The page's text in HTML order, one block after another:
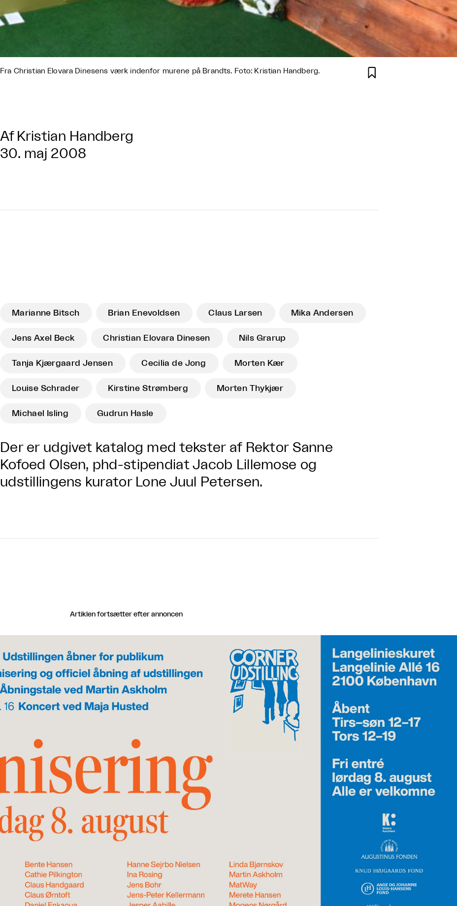
Fra Christian Elovara Dinesens værk indenfor murene på Brandts. Foto: Kristian Handberg. 
Af Kristian Handberg
30. maj 2008
Marianne Bitsch Brian Enevoldsen Claus Larsen Mika Andersen
Jens Axel Beck Christian Elovara Dinesen Nils Grarup
Tanja Kjærgaard Jensen Cecilia de Jong Morten Kær
Louise Schrader Kirstine Strømberg Morten Thykjær
Michael Isling Gudrun Hasle
Der er udgivet katalog med tekster af Rektor Sanne
Kofoed Olsen, phd-stipendiat Jacob Lillemose og
udstillingens kurator Lone Juul Petersen.
Artiklen fortsætter efter annoncen